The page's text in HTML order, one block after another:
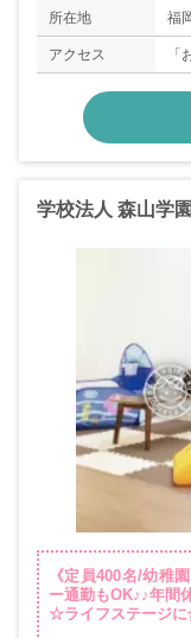
所在地 福
アクセス 「
学校法人 森山学
《定員400名/幼稚
ー通勤もOK♪♪年間
☆ライフステージ